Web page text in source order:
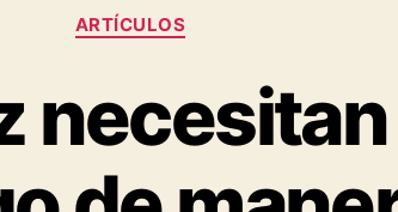
Categories
ARTÍ­CULOS